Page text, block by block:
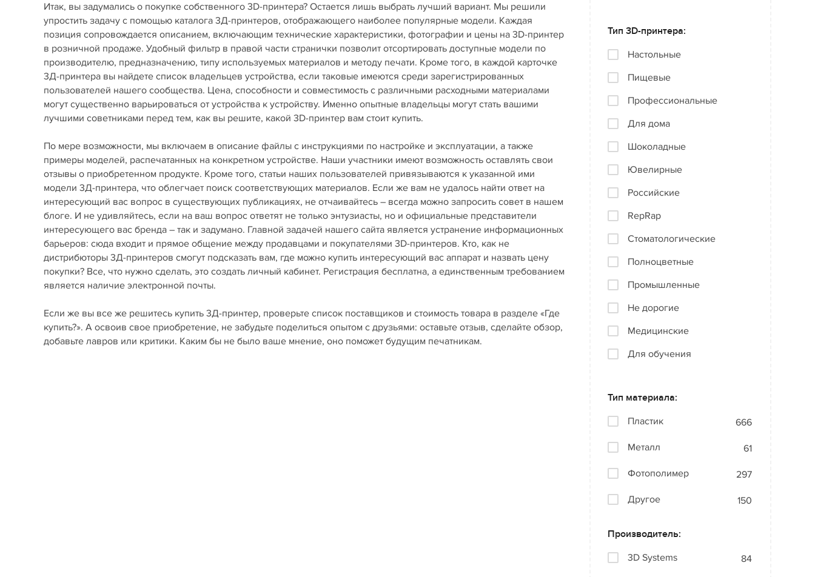
Итак, вы задумались о покупке собственного 3D-принтера? Остается лишь выбрать лучший вариант. Мы решили
упростить задачу с помощью каталога 3Д-принтеров, отображающего наиболее популярные модели. Каждая
позиция сопровождается описанием, включающим технические характеристики, фотографии и цены на 3D-принтер
в розничной продаже. Удобный фильтр в правой части странички позволит отсортировать доступные модели по
производителю, предназначению, типу используемых материалов и методу печати. Кроме того, в каждой карточке
3Д-принтера вы найдете список владельцев устройства, если таковые имеются среди зарегистрированных
пользователей нашего сообщества. Цена, способности и совместимость с различными расходными материалами
могут существенно варьироваться от устройства к устройству. Именно опытные владельцы могут стать вашими
лучшими советниками перед тем, как вы решите, какой 3D-принтер вам стоит купить.
По мере возможности, мы включаем в описание файлы с инструкциями по настройке и эксплуатации, а также
примеры моделей, распечатанных на конкретном устройстве. Наши участники имеют возможность оставлять свои
отзывы о приобретенном продукте. Кроме того, статьи наших пользователей привязываются к указанной ими
модели 3Д-принтера, что облегчает поиск соответствующих материалов. Если же вам не удалось найти ответ на
интересующий вас вопрос в существующих публикациях, не отчаивайтесь – всегда можно запросить совет в нашем
блоге. И не удивляйтесь, если на ваш вопрос ответят не только энтузиасты, но и официальные представители
интересующего вас бренда – так и задумано. Главной задачей нашего сайта является устранение информационных
барьеров: сюда входит и прямое общение между продавцами и покупателями 3D-принтеров. Кто, как не
дистрибюторы 3Д-принтеров смогут подсказать вам, где можно купить интересующий вас аппарат и назвать цену
покупки? Все, что нужно сделать, это создать личный кабинет. Регистрация бесплатна, а единственным требованием
является наличие электронной почты.
Если же вы все же решитесь купить 3Д-принтер, проверьте список поставщиков и стоимость товара в разделе «Где
купить?». А освоив свое приобретение, не забудьте поделиться опытом с друзьями: оставьте отзыв, сделайте обзор,
добавьте лавров или критики. Каким бы не было ваше мнение, оно поможет будущим печатникам.
Тип 3D-принтера:
Настольные
Пищевые
Профессиональные
Для дома
Шоколадные
Ювелирные
Российские
RepRap
Стоматологические
Полноцветные
Промышленные
Не дорогие
Медицинские
Для обучения
Тип материала:
Пластик
666
Металл 61
Фотополимер 297
Другое 150
Производитель:
3D Systems
84